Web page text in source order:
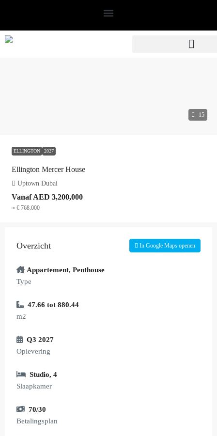
15
ELLINGTON 2027
Ellington Mercer House
Uptown Dubai
VanafAED 3,200,000
≈ € 768.000
Overzicht In Google Maps openen
Appartement, Penthouse
Type
47.66 tot 880.44
m2
Q3 2027
Oplevering
Studio, 4
Slaapkamer
70/30
Betalingsplan